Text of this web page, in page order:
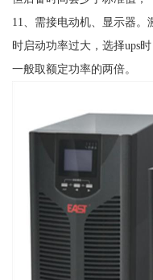
11、需接电动机、显示器
时启动功率过大，选择ups
一般取额定功率的两倍。